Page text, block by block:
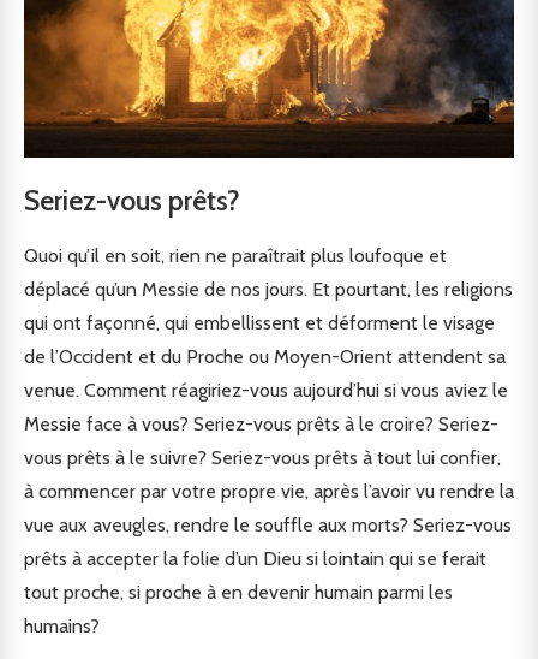
Seriez-vous prêts?
Quoi qu’il en soit, rien ne paraîtrait plus loufoque et
déplacé qu’un Messie de nos jours. Et pourtant, les religions
qui ont façonné, qui embellissent et déforment le visage
de l’Occident et du Proche ou Moyen-Orient attendent sa
venue. Comment réagiriez-vous aujourd’hui si vous aviez le
Messie face à vous? Seriez-vous prêts à le croire? Seriez-
vous prêts à le suivre? Seriez-vous prêts à tout lui confier,
à commencer par votre propre vie, après l’avoir vu rendre la
vue aux aveugles, rendre le souffle aux morts? Seriez-vous
prêts à accepter la folie d’un Dieu si lointain qui se ferait
tout proche, si proche à en devenir humain parmi les
humains?